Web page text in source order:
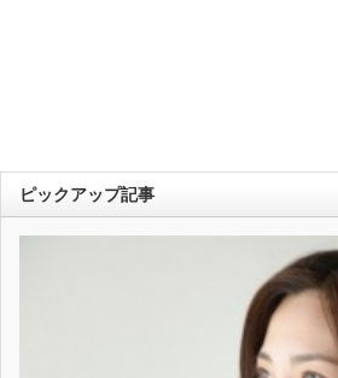
ピックアップ記事